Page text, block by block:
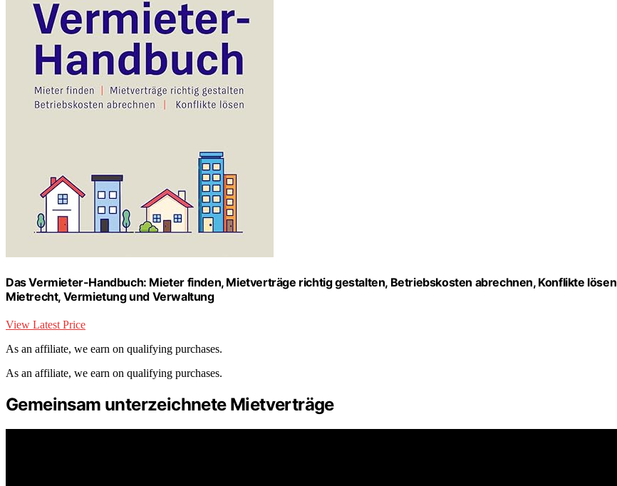
Das Vermieter-Handbuch: Mieter finden, Mietverträge richtig gestalten, Betriebskosten abrechnen, Konflikte lösen |
Mietrecht, Vermietung und Verwaltung
View Latest Price
As an affiliate, we earn on qualifying purchases.
As an affiliate, we earn on qualifying purchases.
Gemeinsam unterzeichnete Mietverträge